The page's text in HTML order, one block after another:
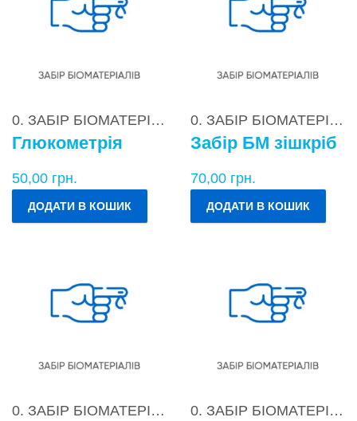
0. ЗАБІР БІОМАТЕРІАЛІВ
Глюкометрія
50,00 грн.
ДОДАТИ В КОШИК
0. ЗАБІР БІОМАТЕРІАЛІВ
Забір БМ зішкріб
70,00 грн.
ДОДАТИ В КОШИК
0. ЗАБІР БІОМАТЕРІАЛІВ 0. ЗАБІР БІОМАТЕРІАЛІВ